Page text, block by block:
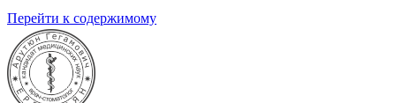
Перейти к содержимому